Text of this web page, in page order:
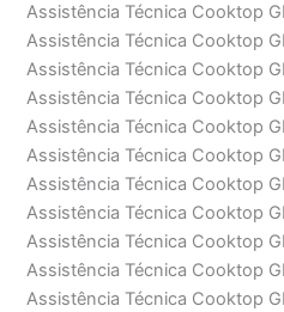
Assistência Técnica Cooktop
Assistência Técnica Cooktop
Assistência Técnica Cooktop
Assistência Técnica Cooktop
Assistência Técnica Cooktop
Assistência Técnica Cooktop
Assistência Técnica Cooktop
Assistência Técnica Cooktop
Assistência Técnica Cooktop
Assistência Técnica Cooktop
Assistência Técnica Cooktop